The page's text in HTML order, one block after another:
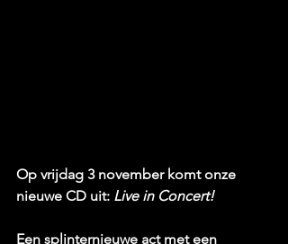
Op vrijdag 3 november komt onze
nieuwe CD uit: Live in Concert!
Een splinternieuwe act met een